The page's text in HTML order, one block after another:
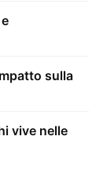
sulla
vive nelle